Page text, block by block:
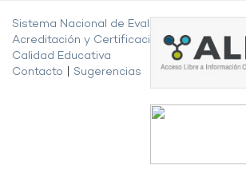
Sistema Nacional de Evaluación,
Acreditación y Certificación de la
Calidad Educativa
Contacto
Sugerencias